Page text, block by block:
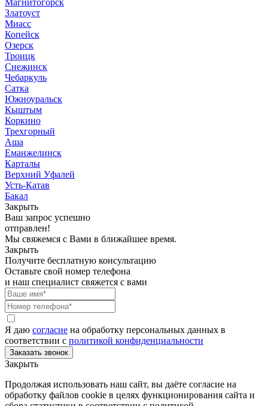
Златоуст
Миасс
Копейск
Озерск
Троицк
Снежинск
Чебаркуль
Сатка
Южноуральск
Кыштым
Коркино
Трехгорный
Аша
Еманжелинск
Карталы
Верхний Уфалей
Усть-Катав
Бакал
Закрыть
Ваш запрос успешно
отправлен!
Мы свяжемся с Вами в ближайшее время.
Закрыть
Получите бесплатную консультацию
Оставьте свой номер телефона
и наш специалист свяжется с вами
Я даю согласие на обработку персональных данных в
соответствии с политикой конфиденциальности
Закрыть
Продолжая использовать наш сайт, вы даёте согласие на
обработку файлов cookie в целях функционирования сайта и